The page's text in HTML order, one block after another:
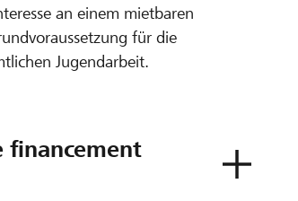
an einem mietbaren
für die
Jugendarbeit.
financement